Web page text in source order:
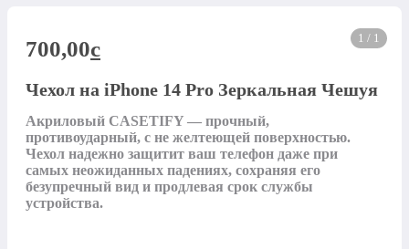
1 / 1
700,00c
Чехол на iPhone 14 Pro Зеркальная Чешуя
Акриловый CASETIFY — прочный,
противоударный, с не желтеющей поверхностью.
Чехол надежно защитит ваш телефон даже при
самых неожиданных падениях, сохраняя его
безупречный вид и продлевая срок службы
устройства.